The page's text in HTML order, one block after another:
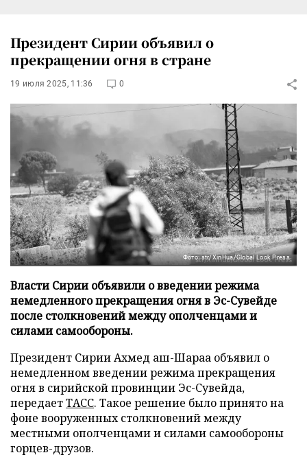
Президент Сирии объявил о
прекращении огня в стране
19 июля 2025, 11:36 0
Фото: str/XinHua/Global Look Press
Власти Сирии объявили о введении режима
немедленного прекращения огня в Эс-Сувейде
после столкновений между ополченцами и
силами самообороны.
Президент Сирии Ахмед аш-Шараа объявил о
немедленном введении режима прекращения
огня в сирийской провинции Эс-Сувейда,
передаетТАСС. Такое решение было принято на
фоне вооруженных столкновений между
местными ополченцами и силами самообороны
горцев-друзов.